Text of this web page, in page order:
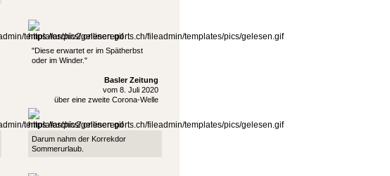
"Diese erwartet er im Spätherbst
oder im Winder."
Basler Zeitung
vom 8. Juli 2020
über eine zweite Corona-Welle
Darum nahm der Korrekdor
Sommerurlaub.